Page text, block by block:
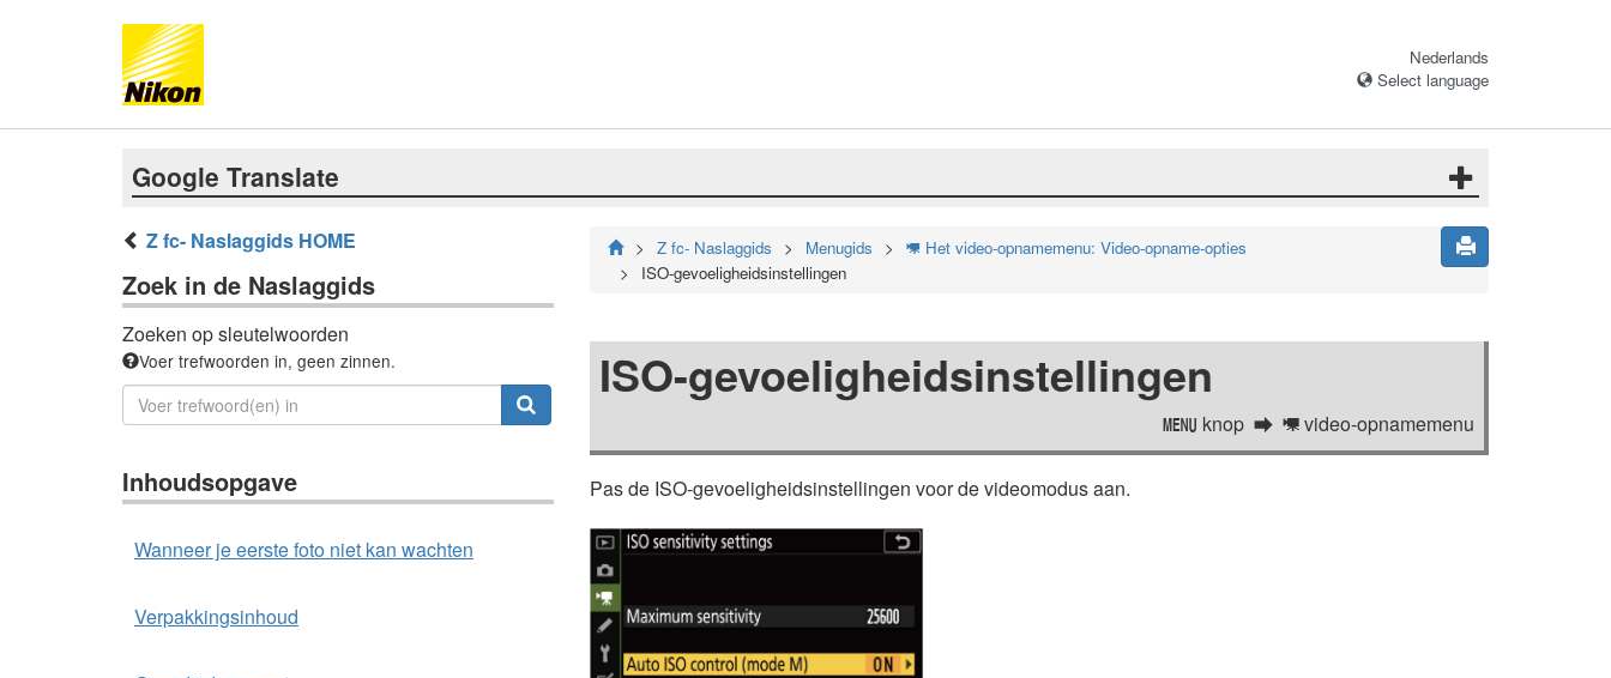
Nederlands
Select language
Google Translate
Z fc- Naslaggids HOME
Zoek in de Naslaggids
Zoeken op sleutelwoorden
Voer trefwoorden in, geen zinnen.
Inhoudsopgave
Wanneer je eerste foto niet kan wachten
Verpakkingsinhoud
Z fc- Naslaggids Menugids 1 Het video-opnamemenu: Video-opname-opties
ISO-gevoeligheidsinstellingen
ISO-gevoeligheidsinstellingen
G knop 1 video-opnamemenu
Pas de ISO-gevoeligheidsinstellingen voor de videomodus aan.